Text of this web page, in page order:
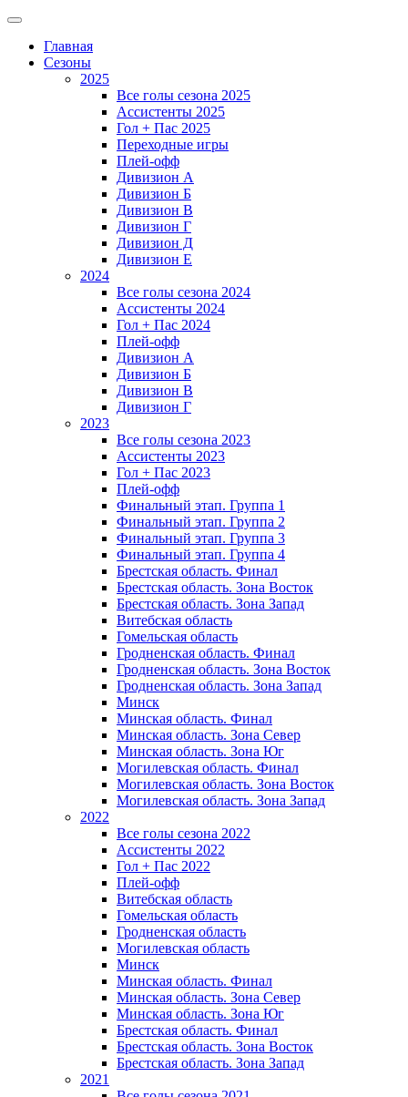
Главная
Сезоны
2025
Все голы сезона 2025
Ассистенты 2025
Гол + Пас 2025
Переходные игры
Плей-офф
Дивизион A
Дивизион Б
Дивизион В
Дивизион Г
Дивизион Д
Дивизион Е
2024
Все голы сезона 2024
Ассистенты 2024
Гол + Пас 2024
Плей-офф
Дивизион A
Дивизион Б
Дивизион В
Дивизион Г
2023
Все голы сезона 2023
Ассистенты 2023
Гол + Пас 2023
Плей-офф
Финальный этап. Группа 1
Финальный этап. Группа 2
Финальный этап. Группа 3
Финальный этап. Группа 4
Брестская область. Финал
Брестская область. Зона Восток
Брестская область. Зона Запад
Витебская область
Гомельская область
Гродненская область. Финал
Гродненская область. Зона Восток
Гродненская область. Зона Запад
Минск
Минская область. Финал
Минская область. Зона Север
Минская область. Зона Юг
Могилевская область. Финал
Могилевская область. Зона Восток
Могилевская область. Зона Запад
2022
Все голы сезона 2022
Ассистенты 2022
Гол + Пас 2022
Плей-офф
Витебская область
Гомельская область
Гродненская область
Могилевская область
Минск
Mинская область. Финал
Минская область. Зона Север
Минская область. Зона Юг
Брестская область. Финал
Брестская область. Зона Восток
Брестская область. Зона Запад
2021